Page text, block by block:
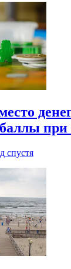
при
спустя